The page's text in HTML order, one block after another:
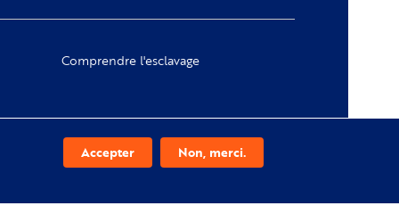
Comprendre l'esclavage
Accepter Non, merci.